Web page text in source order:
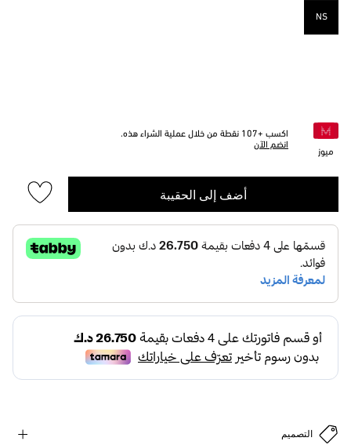
NS
ميوز
اكسب +107 نقطة من خلال عملية الشراء هذه.
انضم الآن
أضف إلى الحقيبة
التصميم